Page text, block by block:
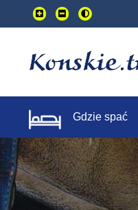
Przejdź
do
treści
głownej
Gdzie spać